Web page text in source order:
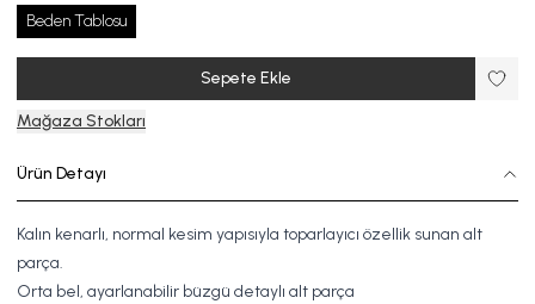
Beden Tablosu
Sepete Ekle
Mağaza Stokları
Ürün Detayı
Kalın kenarlı, normal kesim yapısıyla toparlayıcı özellik sunan alt
parça.
Orta bel, ayarlanabilir büzgü detaylı alt parça